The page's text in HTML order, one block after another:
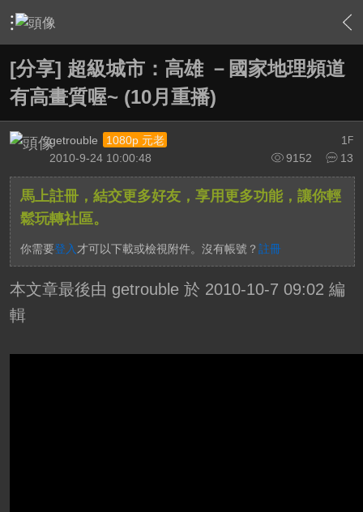
› 影片創作區 › 影片創作綜合討論 › 內容
[分享] 超級城市：高雄 －國家地理頻道
有高畫質喔~ (10月重播)
1 F
getrouble
1080p 元老
9152
13
2010-9-24 10:00:48
馬上註冊，結交更多好友，享用更多功能，讓你輕
鬆玩轉社區。
你需要登入 才可以下載或檢視附件。沒有帳號？ 註冊
本文章最後由 getrouble 於 2010-10-7 09:02 編
輯